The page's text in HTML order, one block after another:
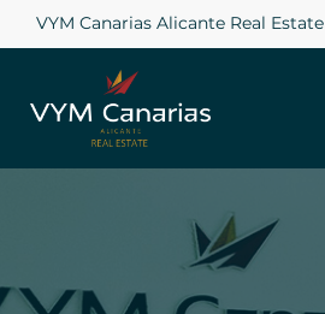
VYM Canarias Alicante Real Estate